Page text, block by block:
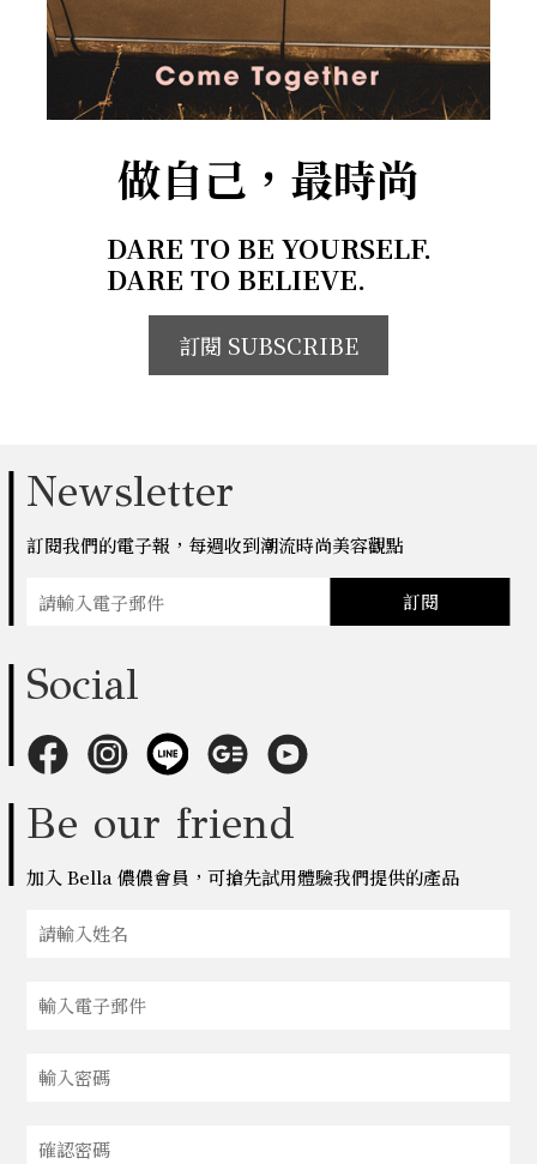
做自己，最時尚
DARE TO BE YOURSELF.
DARE TO BELIEVE.
訂閱 SUBSCRIBE
Newsletter
訂閱我們的電子報，每週收到潮流時尚美容觀點
訂閱
Social
Be our friend
加入 Bella 儂儂會員，可搶先試用體驗我們提供的產品